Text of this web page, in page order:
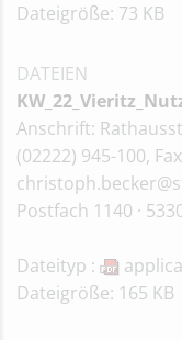
Dateigröße: 73 KB
DATEIEN
Anschrift:
(02222) 945-100,
Postfach 1140 ·
Dateityp :
Dateigröße: 165 KB